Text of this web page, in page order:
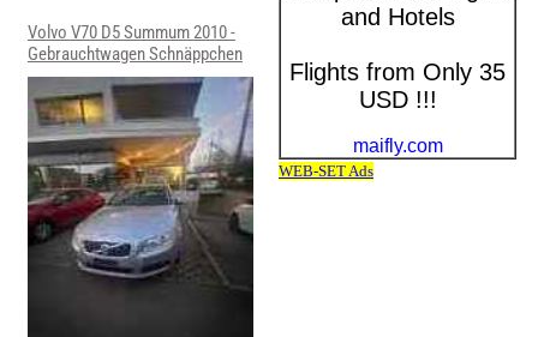
Volvo V70 D5 Summum 2010 -
Gebrauchtwagen Schnäppchen